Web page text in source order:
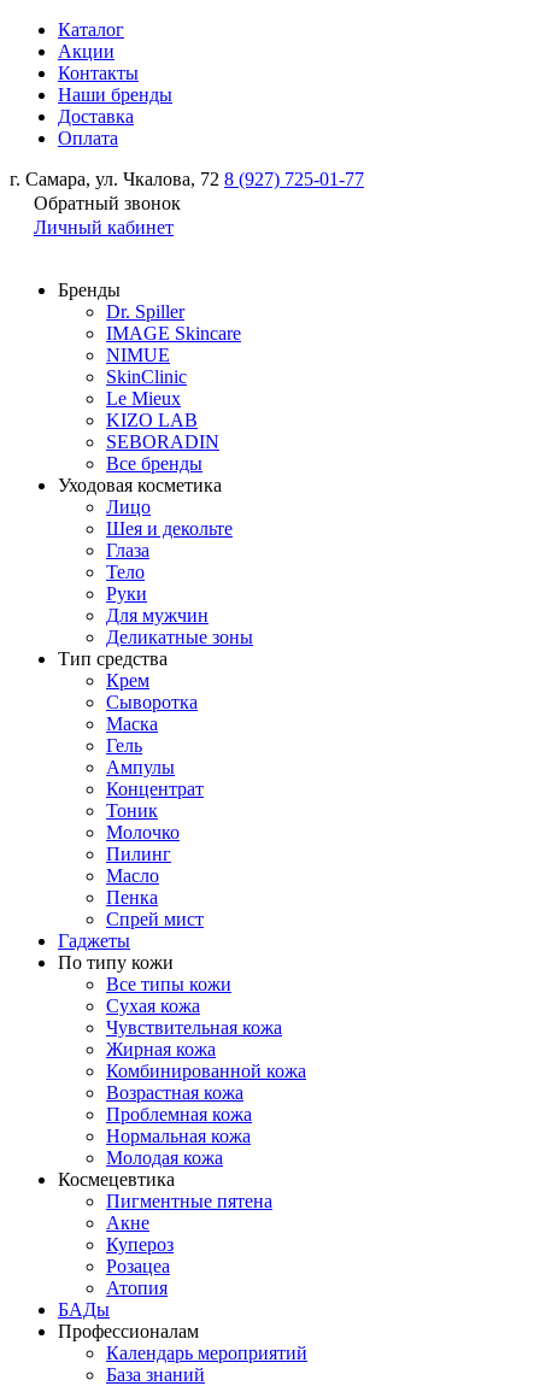
Каталог
Акции
Контакты
Наши бренды
Доставка
Оплата
г. Самара, ул. Чкалова, 72 8 (927) 725-01-77
Обратный звонок
Личный кабинет
Бренды
Dr. Spiller
IMAGE Skincare
NIMUE
SkinClinic
Le Mieux
KIZO LAB
SEBORADIN
Все бренды
Уходовая косметика
Лицо
Шея и декольте
Глаза
Тело
Руки
Для мужчин
Деликатные зоны
Тип средства
Крем
Сыворотка
Маска
Гель
Ампулы
Концентрат
Тоник
Молочко
Пилинг
Масло
Пенка
Спрей мист
Гаджеты
По типу кожи
Все типы кожи
Сухая кожа
Чувствительная кожа
Жирная кожа
Комбинированной кожа
Возрастная кожа
Проблемная кожа
Нормальная кожа
Молодая кожа
Космецевтика
Пигментные пятена
Акне
Купероз
Розацеа
Атопия
БАДы
Профессионалам
Календарь мероприятий
База знаний